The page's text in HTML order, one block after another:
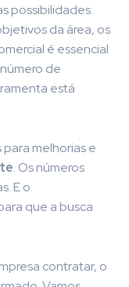
possibilidades.
da área, os
é essencial
de
está
melhorias e
. Os números
E o
que a busca
contratar, o